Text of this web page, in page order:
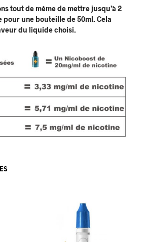
tout de même de mettre jusqu’à 2
pour une bouteille de 50ml. Cela
du liquide choisi.